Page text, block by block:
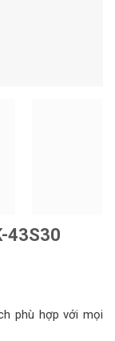
43S30
phù hợp với mọi